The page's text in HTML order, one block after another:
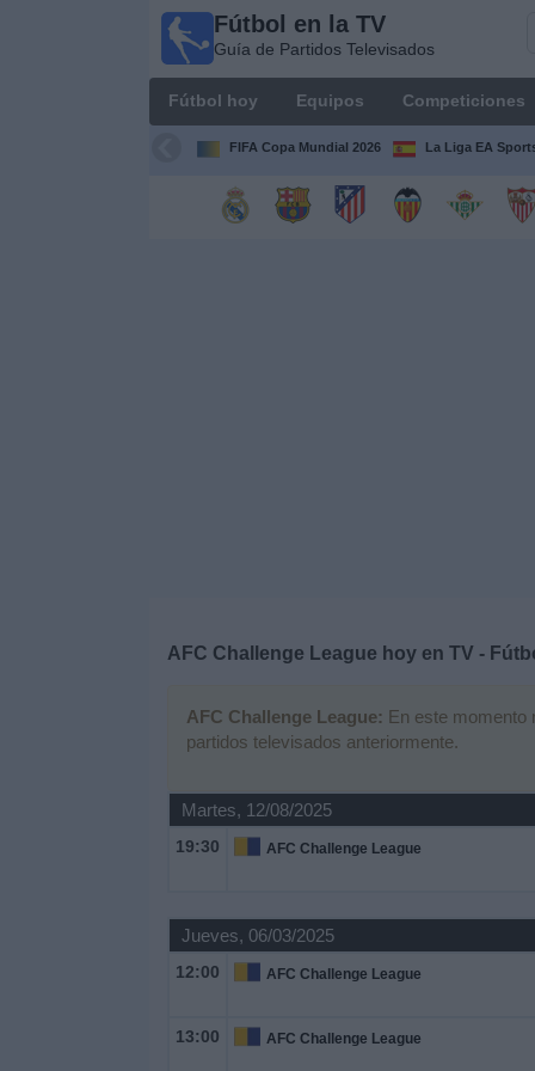
Fútbol en la TV
Guía de Partidos Televisados
Fútbol hoy Equipos Competiciones
FIFA Copa Mundial 2026 La Liga EA
AFC Challenge League hoy en TV -
AFC Challenge League: En este momento
partidos televisados anteriormente.
Martes, 12/08/2025
19:30 AFC Challenge League
Jueves, 06/03/2025
12:00 AFC Challenge League
13:00 AFC Challenge League